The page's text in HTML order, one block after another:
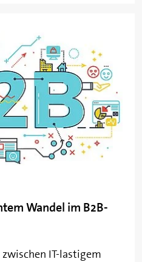
Wandel im B2B-
IT-lastigem